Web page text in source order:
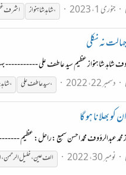
جنوری 1، 2023 ،شاہد شاہنواز اشرف
نہ نکلی
شاہد شاہنواز عظیم سید عاطف علی -----------
دسمبر 22، 2022 ،سید عاطف علی ،
کو بھلانا ہو گا
محمد عبدالرؤوف محمّد احسن سمیع :راحل: عظیم
نومبر 30، 2022 الفعین،خلیلالرحمن،